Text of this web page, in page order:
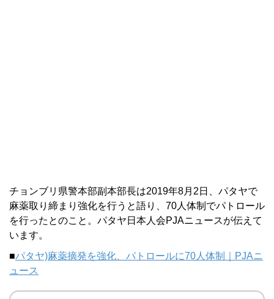
チョンブリ県警本部副本部長は2019年8月2日、パタヤで
麻薬取り締まり強化を行うと語り、70人体制でパトロール
を行ったとのこと。パタヤ日本人会PJAニュースが伝えて
います。
■パタヤ)麻薬摘発を強化、パトロールに70人体制｜PJAニ
ュース